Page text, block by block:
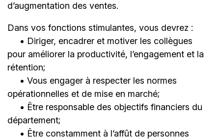
d’augmentation des ventes.
Dans vos fonctions stimulantes, vous devrez :
• Diriger, encadrer et motiver les collègues
pour améliorer la productivité, l’engagement et la
rétention;
• Vous engager à respecter les normes
opérationnelles et de mise en marché;
• Être responsable des objectifs financiers du
département;
• Être constamment à l’affût de personnes